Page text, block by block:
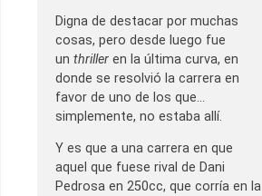
Digna de destacar por muchas
cosas, pero desde luego fue
un thriller en la última curva, en
donde se resolvió la carrera en
favor de uno de los que…
simplemente, no estaba allí.
Y es que a una carrera en que
aquel que fuese rival de Dani
Pedrosa en 250cc, que corría en la